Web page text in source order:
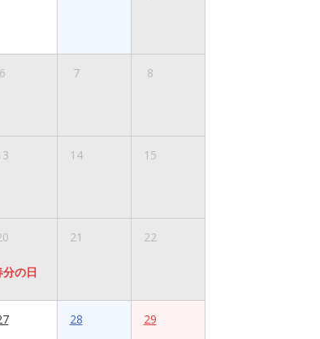
6 7 8
14 15
分の日
21 22
28 29